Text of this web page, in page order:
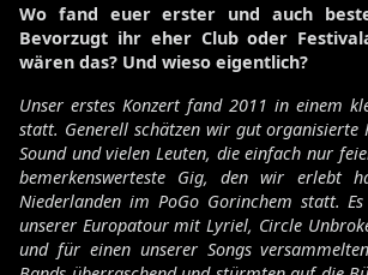
Wo fand euer erster und auch
Bevorzugt ihr eher Club oder
wären das? Und wieso eigentlich?
Unser erstes Konzert fand 2011 in einem
statt. Generell schätzen wir gut organisierte
Sound und vielen Leuten, die einfach nur
bemerkenswerteste Gig, den wir erlebt
Niederlanden im PoGo Gorinchem statt.
unserer Europatour mit Lyriel, Circle
und für einen unserer Songs